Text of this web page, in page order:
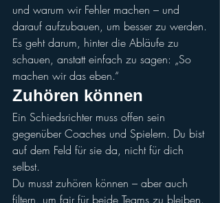
und warum wir Fehler machen – und
darauf aufzubauen, um besser zu werden.
Es geht darum, hinter die Abläufe zu
schauen, anstatt einfach zu sagen: „So
machen wir das eben.“
Zuhören können
Ein Schiedsrichter muss offen sein
gegenüber Coaches und Spielern. Du bist
auf dem Feld für sie da, nicht für dich
selbst.
Du musst zuhören können – aber auch
filtern, um fair für beide Teams zu bleiben.